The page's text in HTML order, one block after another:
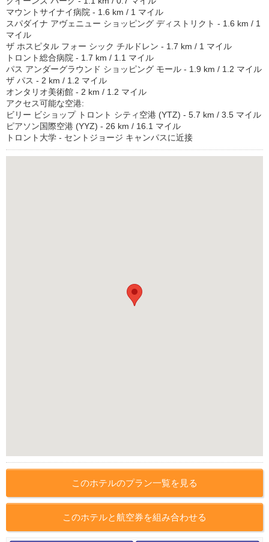
マウントサイナイ病院 - 1.6 km / 1 マイル
スパダイナ アヴェニュー ショッピング ディストリクト - 1.6 km / 1
マイル
ザ ホスピタル フォー シック チルドレン - 1.7 km / 1 マイル
トロント総合病院 - 1.7 km / 1.1 マイル
パス アンダーグラウンド ショッピング モール - 1.9 km / 1.2 マイル
ザ パス - 2 km / 1.2 マイル
オンタリオ美術館 - 2 km / 1.2 マイル
アクセス可能な空港:
ビリー ビショップ トロント シティ空港 (YTZ) - 5.7 km / 3.5 マイル
ピアソン国際空港 (YYZ) - 26 km / 16.1 マイル
トロント大学 - セントジョージ キャンパスに近接
このホテルのプラン一覧を見る
このホテルと航空券を組み合わせる